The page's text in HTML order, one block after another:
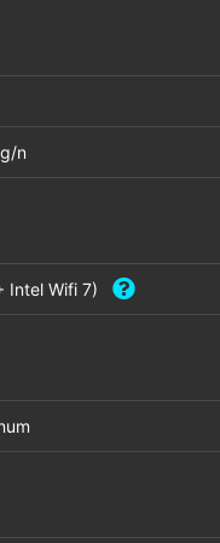
g/n
Intel Wifi 7)